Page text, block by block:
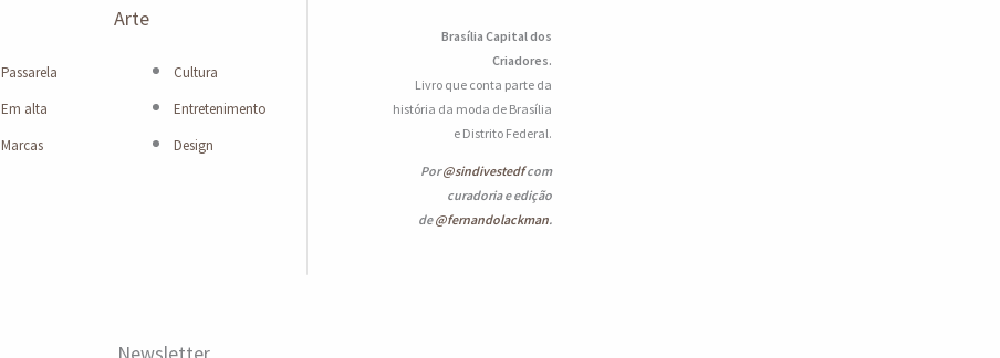
Passarela
Em alta
Marcas
Arte
Cultura
Entretenimento
Design
Brasília Capital dos
Criadores.
Livro que conta parte da
história da moda de Brasília
e Distrito Federal.
Por@sindivestedfcom
curadoria e edição
de@fernandolackman.